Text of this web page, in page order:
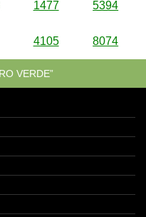
1477 5394
4105 8074
VERDE”